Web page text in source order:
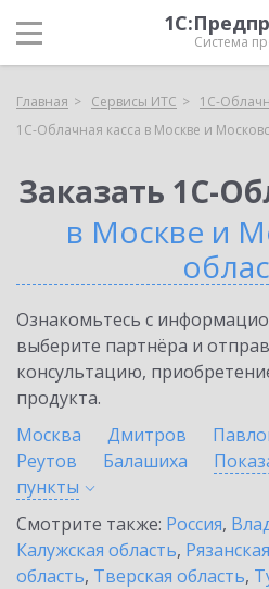
Система
Главная Сервисы ИТС
1С-
1С-Облачная касса в Москве и
Заказать 1С-
в Москве и
Ознакомьтесь с
выберите партнёра и
консультацию,
продукта.
Москва
Дмитров
Реутов
Балашиха
пункты
Смотрите также: Россия,
Калужская область,
область, Тверская область,